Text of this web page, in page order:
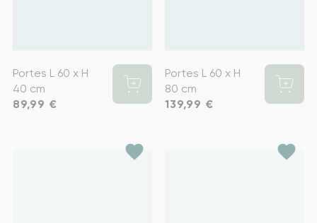
Portes L 60 x H
40 cm
Prix
89,99 €
Portes L 60 x H
80 cm
Prix
139,99 €
favorite favorite